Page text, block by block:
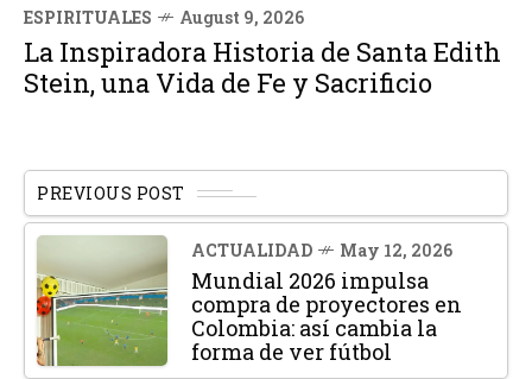
ESPIRITUALES August 9, 2026
La Inspiradora Historia de Santa Edith
Stein, una Vida de Fe y Sacrificio
PREVIOUS POST
ACTUALIDAD May 12, 2026
Mundial 2026 impulsa
compra de proyectores en
Colombia: así cambia la
forma de ver fútbol